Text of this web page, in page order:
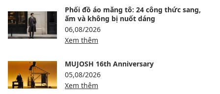
Phối đồ áo măng tô: 24 công thức sang,
ấm và không bị nuốt dáng
06,08/2026
Xem thêm
MUJOSH 16th Anniversary
05,08/2026
Xem thêm